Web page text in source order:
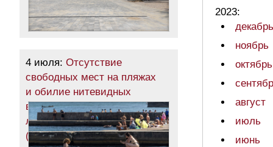
4 июля: Отсутствие
свободных мест на пляжах
и обилие нитевидных
водорослей в воде: разгар
лета в Одессе
(фотозарисовка)
2023:
декабрь
ноябрь
октябрь
август
июль
июнь